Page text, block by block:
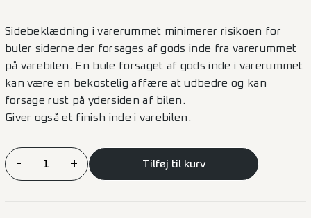
Sidebeklædning i varerummet minimerer risikoen for
buler siderne der forsages af gods inde fra varerummet
på varebilen. En bule forsaget af gods inde i varerummet
kan være en bekostelig affære at udbedre og kan
forsage rust på ydersiden af bilen.
Giver også et finish inde i varebilen.
Sidebeklædning
Ford
- + Tilføj til kurv